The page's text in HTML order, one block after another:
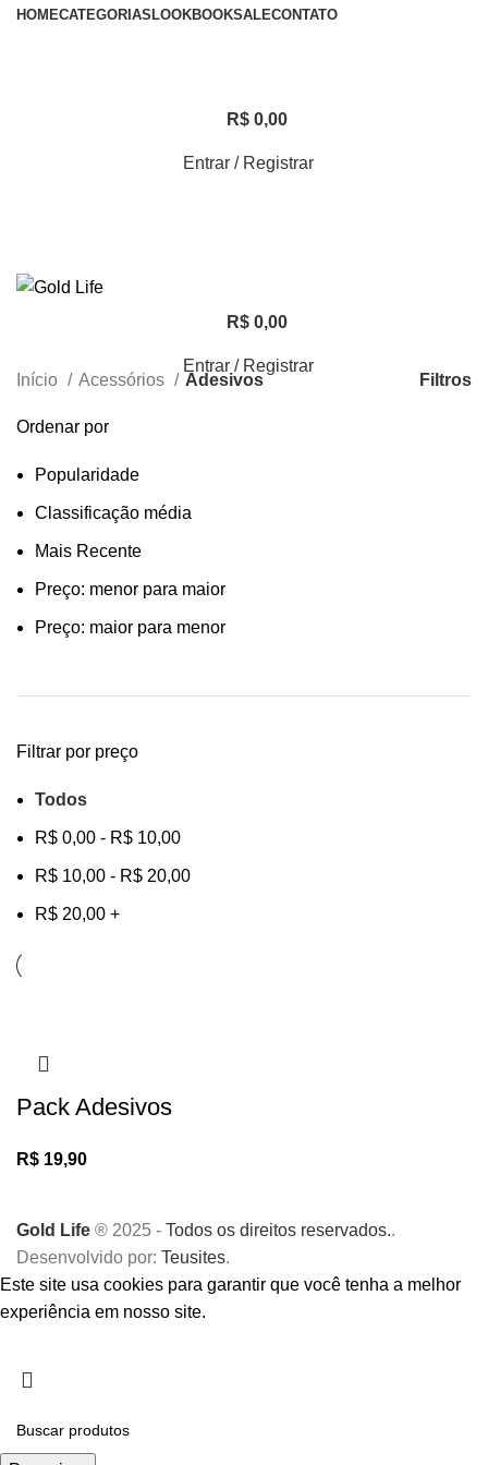
HOMECATEGORIAS LOOKBOOKSALECONTATO
R$0,00
Entrar / Registrar
R$0,00
Entrar / Registrar
Início Acessórios Adesivos Filtros
Ordenar por
Popularidade
Classificação média
Mais Recente
Preço: menor para maior
Preço: maior para menor
Filtrar por preço
Todos
R$ 0,00 - R$ 10,00
R$ 10,00 - R$ 20,00
R$ 20,00 +
Pack Adesivos
R$ 19,90
Gold Life ® 2025 - Todos os direitos reservados..
Desenvolvido por: Teusites.
Este site usa cookies para garantir que você tenha a melhor
experiência em nosso site.